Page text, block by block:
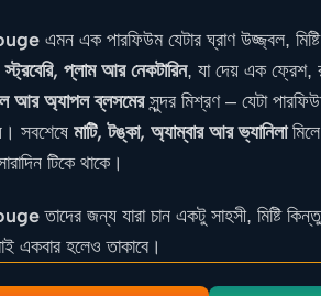
এমন এক পারফিউম যেটার ঘ্রাণ উজ্জ্বল,
প্লাম আর নেকটারিন, যা দেয় এক
আর অ্যাপল ব্লসমেরসুন্দর মিশ্রণ – যেটা
সবশেষে মাটি, টঙ্কা, অ্যাম্বার আর ভ্যানিলা
টিকে থাকে।
তাদের জন্য যারা চান একটু সাহসী, মিষ্টি
একবার হলেও তাকাবে।